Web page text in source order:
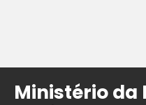
Ministério da